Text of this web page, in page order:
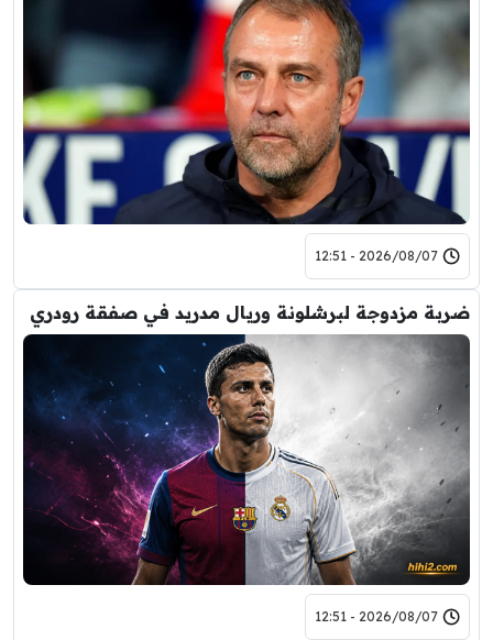
2026/08/07 - 12:51
ضربة مزدوجة لبرشلونة وريال مدريد في صفقة رودري
2026/08/07 - 12:51